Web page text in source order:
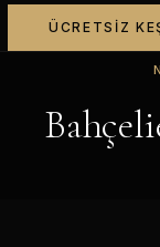
ÜCRETSIZ